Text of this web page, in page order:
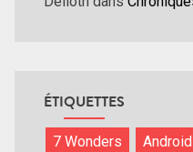
ÉTIQUETTES
7 Wonders Android